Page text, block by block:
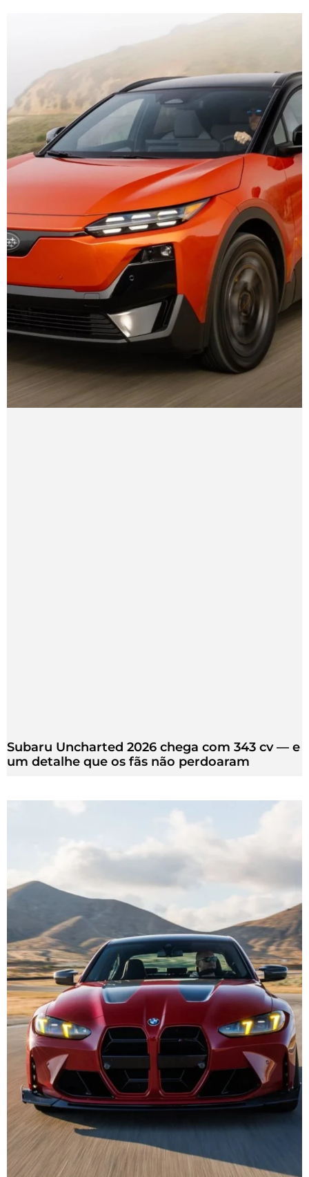
Subaru Uncharted 2026 chega com 343 cv — e
um detalhe que os fãs não perdoaram